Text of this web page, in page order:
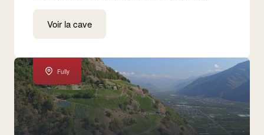
Voir la cave
Fully